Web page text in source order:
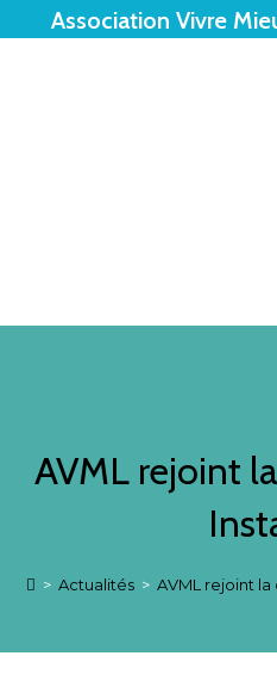
Association Vivre
AVML rejoint
> Actualités > AVML rejoint la